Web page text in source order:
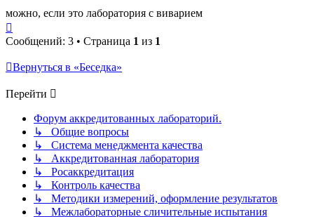
можно, если это лаборатория с виварием
к
началу
Сообщений: 3 • Страница 1 из 1
Вернуться в «Беседка»
Перейти
Форум аккредитованных лабораторий.
↳ Общие вопросы
↳ Система менеджмента качества
↳ Аккредитованная лаборатория
↳ Росаккредитация
↳ Контроль качества
↳ Методики измерений, оформление результатов
↳ Межлабораторные сличительные испытания